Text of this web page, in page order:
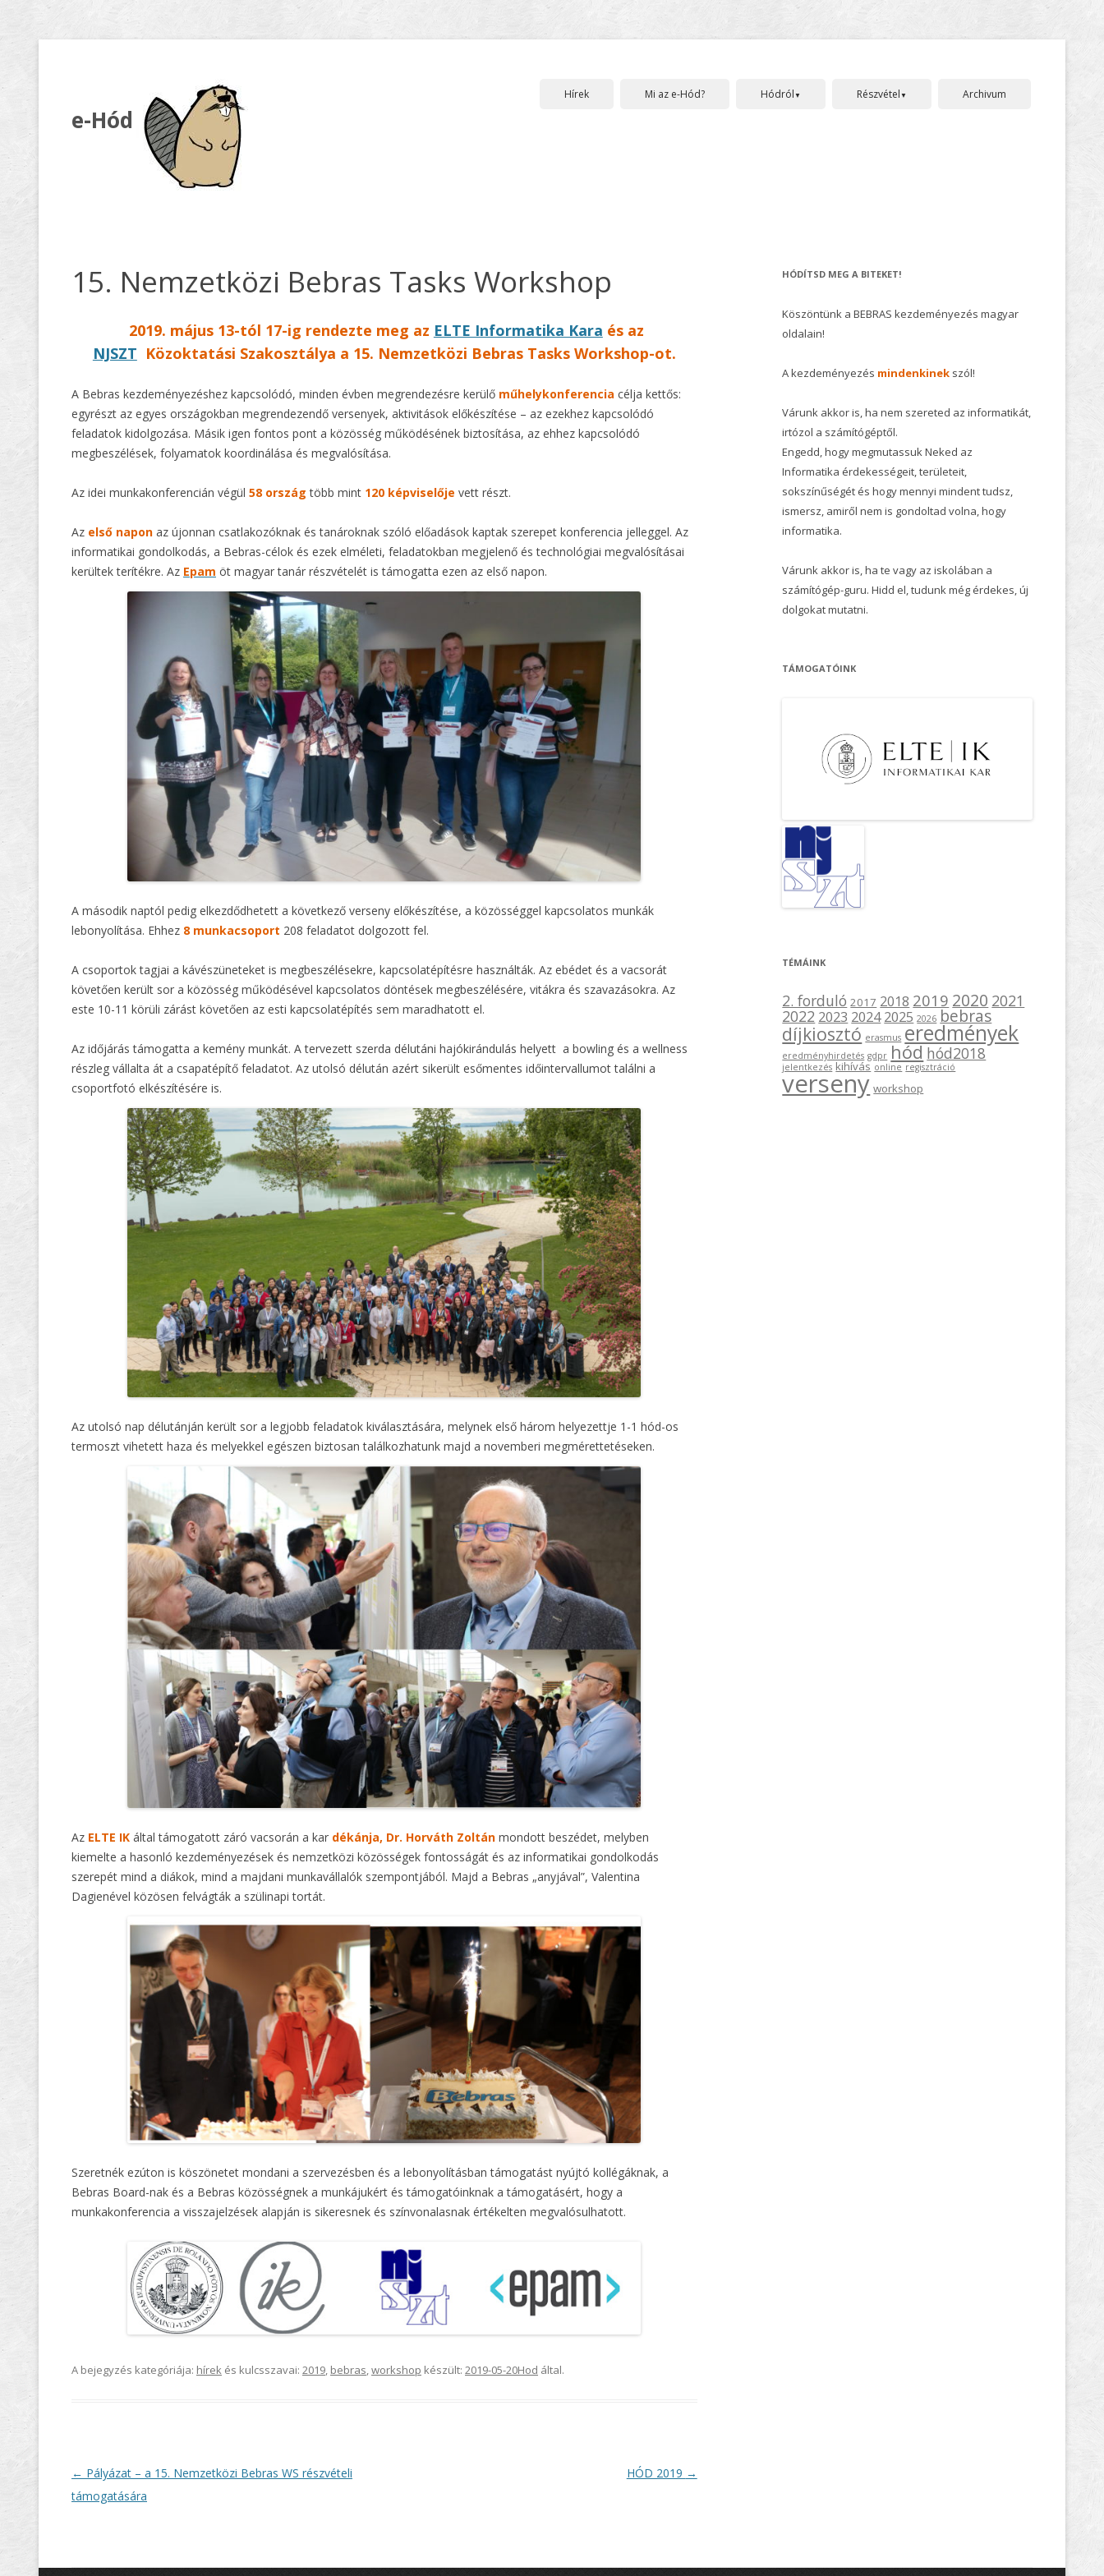
e-Hód
content
Hírek Mi az e-Hód? Hódról Részvétel Archivum
15. Nemzetközi Bebras Tasks Workshop
2019. május 13-tól 17-ig rendezte meg az ELTE Informatika Kara és az
NJSZT Közoktatási Szakosztálya a 15. Nemzetközi Bebras Tasks Workshop-ot.
A Bebras kezdeményezéshez kapcsolódó, minden évben megrendezésre kerülő műhelykonferencia célja kettős:
egyrészt az egyes országokban megrendezendő versenyek, aktivitások előkészítése – az ezekhez kapcsolódó
feladatok kidolgozása. Másik igen fontos pont a közösség működésének biztosítása, az ehhez kapcsolódó
megbeszélések, folyamatok koordinálása és megvalósítása.
Az idei munkakonferencián végül 58 ország több mint 120 képviselője vett részt.
Az első napon az újonnan csatlakozóknak és tanároknak szóló előadások kaptak szerepet konferencia jelleggel. Az
informatikai gondolkodás, a Bebras-célok és ezek elméleti, feladatokban megjelenő és technológiai megvalósításai
kerültek terítékre. Az Epam öt magyar tanár részvételét is támogatta ezen az első napon.
A második naptól pedig elkezdődhetett a következő verseny előkészítése, a közösséggel kapcsolatos munkák
lebonyolítása. Ehhez 8 munkacsoport 208 feladatot dolgozott fel.
A csoportok tagjai a kávészüneteket is megbeszélésekre, kapcsolatépítésre használták. Az ebédet és a vacsorát
követően került sor a közösség működésével kapcsolatos döntések megbeszélésére, vitákra és szavazásokra. Az
este 10-11 körüli zárást követően az esti kapcsolatépítés sem maradhatott el.
Az időjárás támogatta a kemény munkát. A tervezett szerda délutáni hajókirándulás helyett a bowling és a wellness
részleg vállalta át a csapatépítő feladatot. Az utolsó délután azért sikerült esőmentes időintervallumot találni a
csoportfotó elkészítésére is.
Az utolsó nap délutánján került sor a legjobb feladatok kiválasztására, melynek első három helyezettje 1-1 hód-os
termoszt vihetett haza és melyekkel egészen biztosan találkozhatunk majd a novemberi megmérettetéseken.
Az ELTE IK által támogatott záró vacsorán a kar dékánja, Dr. Horváth Zoltán mondott beszédet, melyben
kiemelte a hasonló kezdeményezések és nemzetközi közösségek fontosságát és az informatikai gondolkodás
szerepét mind a diákok, mind a majdani munkavállalók szempontjából. Majd a Bebras „anyjával”, Valentina
Dagienével közösen felvágták a szülinapi tortát.
Szeretnék ezúton is köszönetet mondani a szervezésben és a lebonyolításban támogatást nyújtó kollégáknak, a
Bebras Board-nak és a Bebras közösségnek a munkájukért és támogatóinknak a támogatásért, hogy a
munkakonferencia a visszajelzések alapján is sikeresnek és színvonalasnak értékelten megvalósulhatott.
A bejegyzés kategóriája: hírek és kulcsszavai: 2019 bebras workshop készült: 2019-05-20Hod által.
Post
navigation
← Pályázat – a 15. Nemzetközi Bebras WS részvételi
támogatására
HÓD 2019 →
HÓDÍTSD MEG A BITEKET!
Köszöntünk a BEBRAS kezdeményezés magyar
oldalain!
A kezdeményezés mindenkinek szól!
Várunk akkor is, ha nem szereted az informatikát,
irtózol a számítógéptől.
Engedd, hogy megmutassuk Neked az
Informatika érdekességeit, területeit,
sokszínűségét és hogy mennyi mindent tudsz,
ismersz, amiről nem is gondoltad volna, hogy
informatika.
Várunk akkor is, ha te vagy az iskolában a
számítógép-guru. Hidd el, tudunk még érdekes, új
dolgokat mutatni.
TÁMOGATÓINK
TÉMÁINK
2. forduló 2017 2018 2019 2020 2021
2022 2023 2024 2025 2026 bebras
díjkiosztó erasmus eredmények
eredményhirdetés gdpr hódhód2018
jelentkezés kihívás online regisztráció
verseny workshop